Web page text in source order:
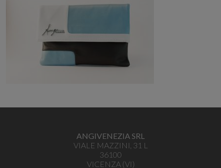
ANGIVENEZIA SRL
VIALE MAZZINI, 31 L
36100
VICENZA(VI)